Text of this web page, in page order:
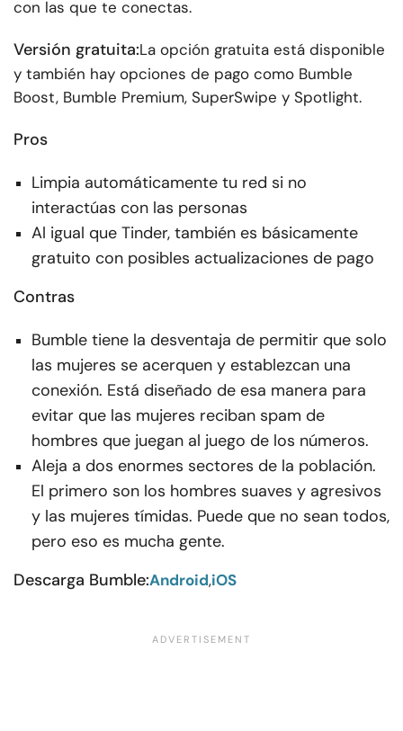
con las que te conectas.
Versión gratuita:La opción gratuita está disponible
y también hay opciones de pago como Bumble
Boost, Bumble Premium, SuperSwipe y Spotlight.
Pros
Limpia automáticamente tu red si no
interactúas con las personas
Al igual que Tinder, también es básicamente
gratuito con posibles actualizaciones de pago
Contras
Bumble tiene la desventaja de permitir que solo
las mujeres se acerquen y establezcan una
conexión. Está diseñado de esa manera para
evitar que las mujeres reciban spam de
hombres que juegan al juego de los números.
Aleja a dos enormes sectores de la población.
El primero son los hombres suaves y agresivos
y las mujeres tímidas. Puede que no sean todos,
pero eso es mucha gente.
Descarga Bumble:Android,iOS